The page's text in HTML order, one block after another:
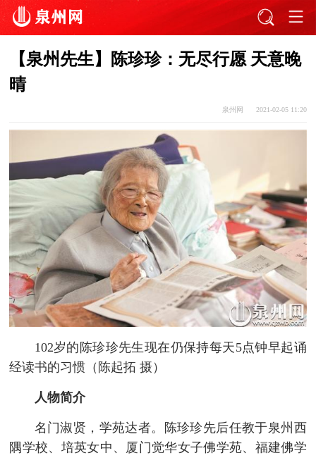
【泉州先生】陈珍珍：无尽行愿 天意晚
晴
泉州网 2021-02-05 11:20
102岁的陈珍珍先生现在仍保持每天5点钟早起诵
经读书的习惯（陈起拓 摄）
人物简介
名门淑贤，学苑达者。陈珍珍先后任教于泉州西
隅学校、培英女中、厦门觉华女子佛学苑、福建佛学